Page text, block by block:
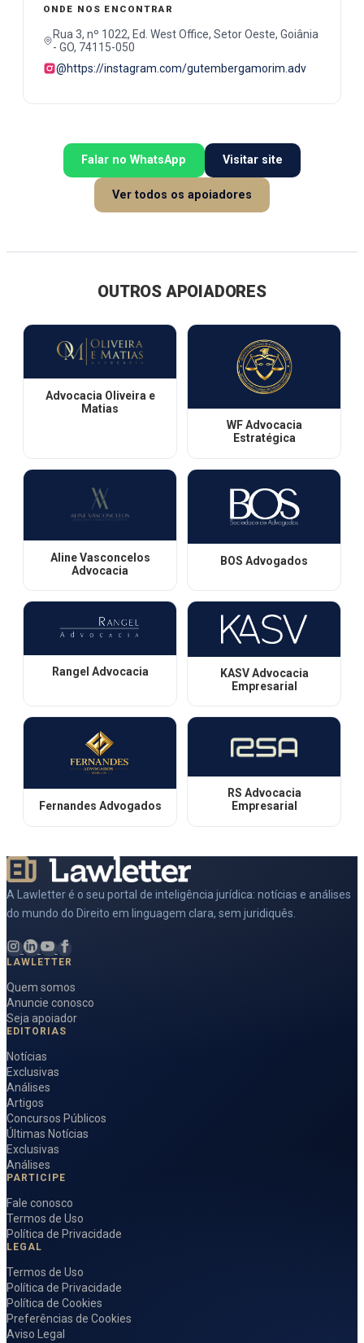
ONDE NOS ENCONTRAR
Rua 3, nº 1022, Ed. West Office, Setor Oeste, Goiânia
- GO, 74115-050
@https://instagram.com/gutembergamorim.adv
Falar no WhatsApp Visitar site
Ver todos os apoiadores
OUTROS APOIADORES
Advocacia Oliveira e
Matias
WF Advocacia
Estratégica
Aline Vasconcelos
Advocacia
BOS Advogados
Rangel Advocacia
KASV Advocacia
Empresarial
Fernandes Advogados
RS Advocacia
Empresarial
A Lawletter é o seu portal de inteligência jurídica: notícias e análises
do mundo do Direito em linguagem clara, sem juridiquês.
LAWLETTER
Quem somos
Anuncie conosco
Seja apoiador
EDITORIAS
Notícias
Exclusivas
Análises
Artigos
Concursos Públicos
Últimas Notícias
Exclusivas
Análises
PARTICIPE
Fale conosco
Termos de Uso
Política de Privacidade
LEGAL
Termos de Uso
Política de Privacidade
Política de Cookies
Preferências de Cookies
Aviso Legal